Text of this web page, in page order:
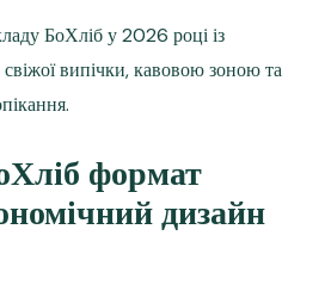
формат
дизайн